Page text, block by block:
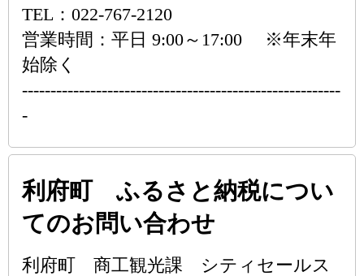
TEL：022-767-2120
営業時間：平日 9:00～17:00 ※年末年
始除く
--------------------------------------------------------
-
利府町 ふるさと納税につい
てのお問い合わせ
利府町 商工観光課 シティセールス